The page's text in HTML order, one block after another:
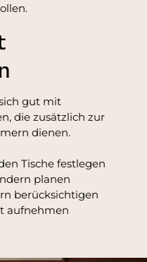
gut mit
die zusätzlich zur
dienen.
Tische festlegen
planen
berücksichtigen
aufnehmen